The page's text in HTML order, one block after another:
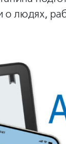
о людях,